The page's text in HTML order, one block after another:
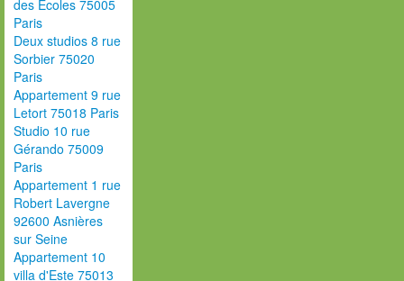
des Ecoles 75005
Paris
Deux studios 8 rue
Sorbier 75020
Paris
Appartement 9 rue
Letort 75018 Paris
Studio 10 rue
Gérando 75009
Paris
Appartement 1 rue
Robert Lavergne
92600 Asnières
sur Seine
Appartement 10
villa d'Este 75013